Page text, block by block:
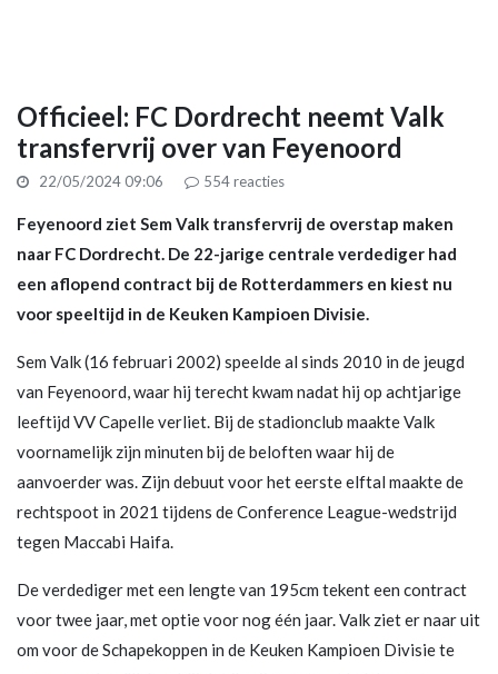
Officieel: FC Dordrecht neemt Valk
transfervrij over van Feyenoord
22/05/2024 09:06 554reacties
Feyenoord ziet Sem Valk transfervrij de overstap maken
naar FC Dordrecht. De 22-jarige centrale verdediger had
een aflopend contract bij de Rotterdammers en kiest nu
voor speeltijd in de Keuken Kampioen Divisie.
Sem Valk (16 februari 2002) speelde al sinds 2010 in de jeugd
van Feyenoord, waar hij terecht kwam nadat hij op achtjarige
leeftijd VV Capelle verliet. Bij de stadionclub maakte Valk
voornamelijk zijn minuten bij de beloften waar hij de
aanvoerder was. Zijn debuut voor het eerste elftal maakte de
rechtspoot in 2021 tijdens de Conference League-wedstrijd
tegen Maccabi Haifa.
De verdediger met een lengte van 195cm tekent een contract
voor twee jaar, met optie voor nog één jaar. Valk ziet er naar uit
om voor de Schapekoppen in de Keuken Kampioen Divisie te